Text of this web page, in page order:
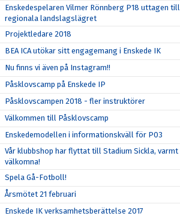
Enskedespelaren Vilmer Rönnberg P18 uttagen till
regionala landslagslägret
Projektledare 2018
BEA ICA utökar sitt engagemang i Enskede IK
Nu finns vi även på Instagram!!
Påsklovscamp på Enskede IP
Påsklovscampen 2018 - fler instruktörer
Välkommen till Påsklovscamp
Enskedemodellen i informationskväll för P03
Vår klubbshop har flyttat till Stadium Sickla, varmt
välkomna!
Spela Gå-Fotboll!
Årsmötet 21 februari
Enskede IK verksamhetsberättelse 2017